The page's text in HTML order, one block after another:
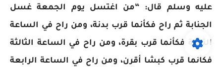
عليه وسلم قال: “من اغتسل يوم الجمعة غسل
الجنابة ثم راح فكأنما قرب بدنة، ومن راح في الساعة
الثانية فكأنما قرب بقرة، ومن راح في الساعة الثالثة
فكأنما قرب كبشا أقرن، ومن راح في الساعة الرابعة